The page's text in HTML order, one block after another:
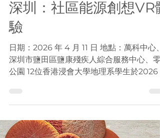
6月12日 讀畢需時 2 分鐘
工作坊
深圳：社區能源創想VR體
驗
公園 12位香港浸會大學地理系學生於2026
4 月 11 日到深圳進行服務學習活動及低碳考
察。 香港浸會大學地理系亞洲能源研究中心